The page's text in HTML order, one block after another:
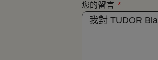
您的留言